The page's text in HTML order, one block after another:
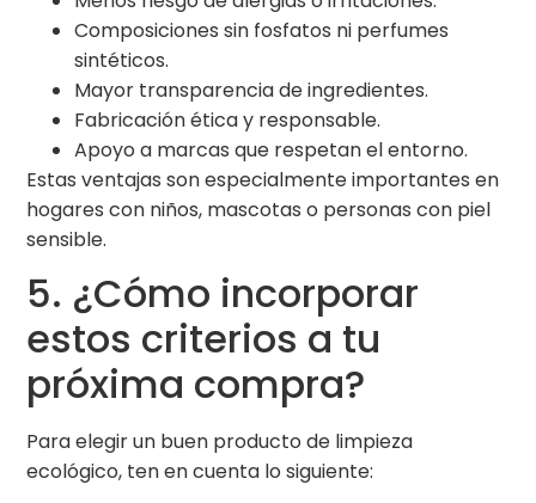
Composiciones sin fosfatos ni perfumes
sintéticos.
Mayor transparencia de ingredientes.
Fabricación ética y responsable.
Apoyo a marcas que respetan el entorno.
Estas ventajas son especialmente importantes en
hogares con niños, mascotas o personas con piel
sensible.
5. ¿Cómo incorporar
estos criterios a tu
próxima compra?
Para elegir un buen producto de limpieza
ecológico, ten en cuenta lo siguiente: